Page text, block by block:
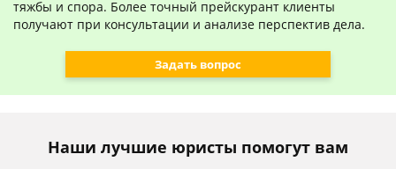
тяжбы и спора. Более точный прейскурант клиенты
получают при консультации и анализе перспектив дела.
Задать вопрос
Наши лучшие юристы помогут вам